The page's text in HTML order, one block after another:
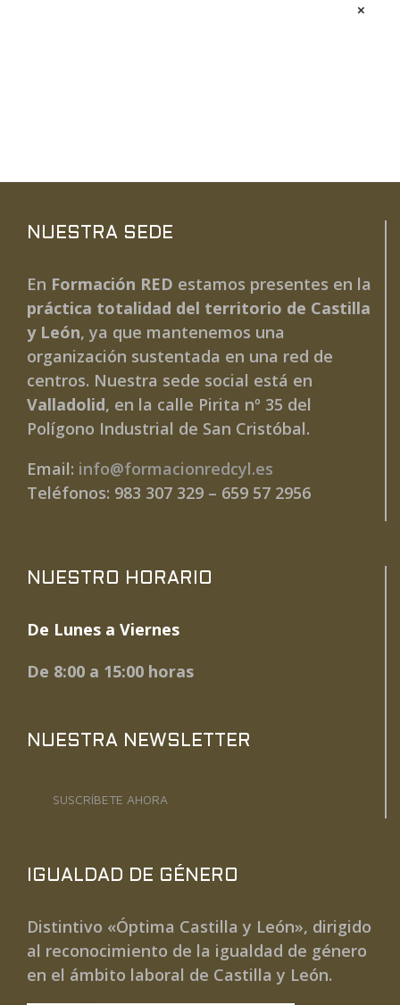
×
NUESTRA SEDE
En Formación RED estamos presentes en la
práctica totalidad del territorio de Castilla
y León, ya que mantenemos una
organización sustentada en una red de
centros. Nuestra sede social está en
Valladolid, en la calle Pirita nº 35 del
Polígono Industrial de San Cristóbal.
Email: info@formacionredcyl.es
Teléfonos: 983 307 329 – 659 57 2956
NUESTRO HORARIO
De Lunes a Viernes
De 8:00 a 15:00 horas
NUESTRA NEWSLETTER
SUSCRÍBETE AHORA
IGUALDAD DE GÉNERO
Distintivo «Óptima Castilla y León», dirigido
al reconocimiento de la igualdad de género
en el ámbito laboral de Castilla y León.